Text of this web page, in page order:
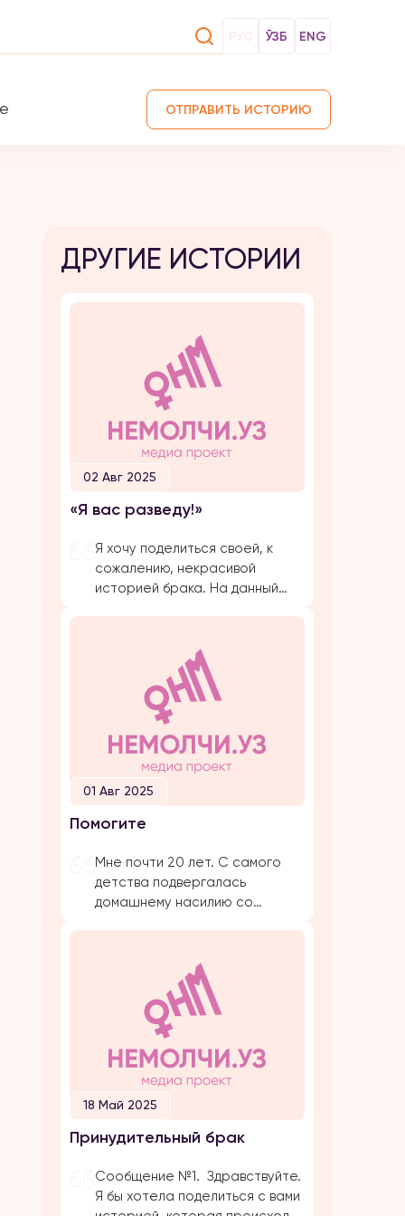
РУС ЎЗБ ENG
ОТПРАВИТЬ ИСТОРИЮ
ДРУГИЕ ИСТОРИИ
02 Авг 2025
«Я вас разведу!»
Я хочу поделиться своей, к
сожалению, некрасивой
историей брака. На данный
подвергаюсь публичной
травле, оскорблениям и
обвинениям в убийстве брата
своего супруга. Расскажу все
с начала… Я вышла замуж по
большой любви. Супруг меня
добивался несколько лет,
затем мы встречались почти 5
лет и он мне сделал
предложение. Мы […]
01 Авг 2025
Помогите
Мне почти 20 лет. С самого
детства подвергалась
домашнему насилию со
Было очень много плохих
событий, когда меня сильно
избивал папа. Даже не знаю с
чего начать. Самое страшное
и обидное, они абсолютно все
свои действия прикрывают
религией. Мол, это для нашего
блага. Однако, этого блага
совершенно нет […]
18 Май 2025
Принудительный брак
Сообщение №1. Здравствуйте.
Я бы хотела поделиться с вами